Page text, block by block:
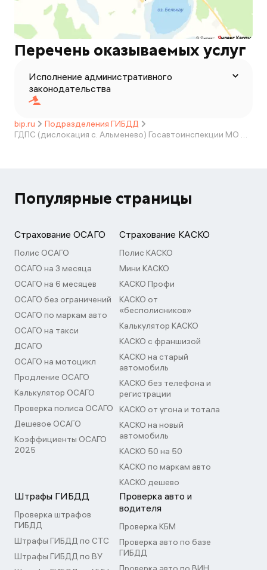
Перечень оказываемых услуг
Исполнение административного
законодательства
bip.ru
Подразделения ГИБДД
ГДПС (дислокация с. Альменево) Госавтоинспекции МО МВД России "Шумихинский"
Популярные страницы
Страхование ОСАГО
Полис ОСАГО
ОСАГО на 3 месяца
ОСАГО на 6 месяцев
ОСАГО без ограничений
ОСАГО по маркам авто
ОСАГО на такси
ДСАГО
ОСАГО на мотоцикл
Продление ОСАГО
Калькулятор ОСАГО
Проверка полиса ОСАГО
Дешевое ОСАГО
Коэффициенты ОСАГО
2025
Страхование КАСКО
Полис КАСКО
Мини КАСКО
КАСКО Профи
КАСКО от
«бесполисников»
Калькулятор КАСКО
КАСКО с франшизой
КАСКО на старый
автомобиль
КАСКО без телефона и
регистрации
КАСКО от угона и тотала
КАСКО на новый
автомобиль
КАСКО 50 на 50
КАСКО по маркам авто
КАСКО дешево
Штрафы ГИБДД
Проверка штрафов
ГИБДД
Штрафы ГИБДД по СТС
Штрафы ГИБДД по ВУ
Проверка авто и
водителя
Проверка КБМ
Проверка авто по базе
ГИБДД